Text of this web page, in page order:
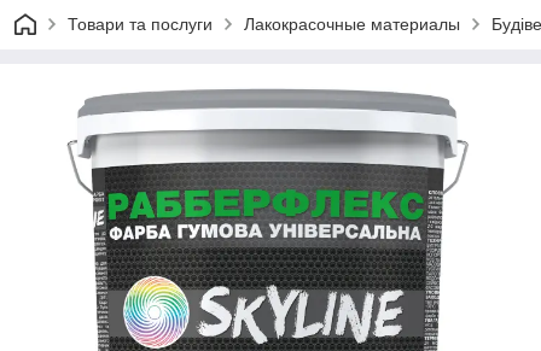
Товари та послуги Лакокрасочные материалы